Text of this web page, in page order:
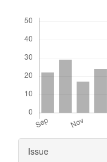
Article
Issue